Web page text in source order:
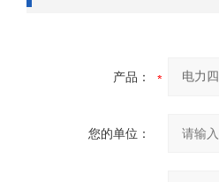
产品：
您的单位：